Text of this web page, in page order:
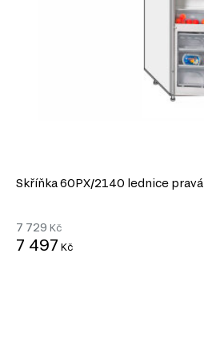
Skříňka 60PХ/2140 lednice pravá
7 729 Kč
7 497 Kč